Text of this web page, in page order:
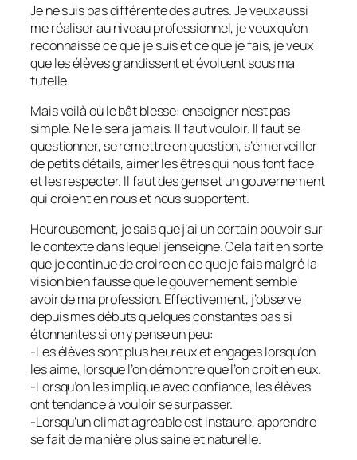
Je ne suis pas différente des autres. Je veux aussi
me réaliser au niveau professionnel, je veux qu’on
reconnaisse ce que je suis et ce que je fais, je veux
que les élèves grandissent et évoluent sous ma
tutelle.
Mais voilà où le bât blesse: enseigner n’est pas
simple. Ne le sera jamais. Il faut vouloir. Il faut se
questionner, se remettre en question, s’émerveiller
de petits détails, aimer les êtres qui nous font face
et les respecter. Il faut des gens et un gouvernement
qui croient en nous et nous supportent.
Heureusement, je sais que j’ai un certain pouvoir sur
le contexte dans lequel j’enseigne. Cela fait en sorte
que je continue de croire en ce que je fais malgré la
vision bien fausse que le gouvernement semble
avoir de ma profession. Effectivement, j’observe
depuis mes débuts quelques constantes pas si
étonnantes si on y pense un peu:
-Les élèves sont plus heureux et engagés lorsqu’on
les aime, lorsque l’on démontre que l’on croit en eux.
-Lorsqu’on les implique avec confiance, les élèves
ont tendance à vouloir se surpasser.
-Lorsqu’un climat agréable est instauré, apprendre
se fait de manière plus saine et naturelle.